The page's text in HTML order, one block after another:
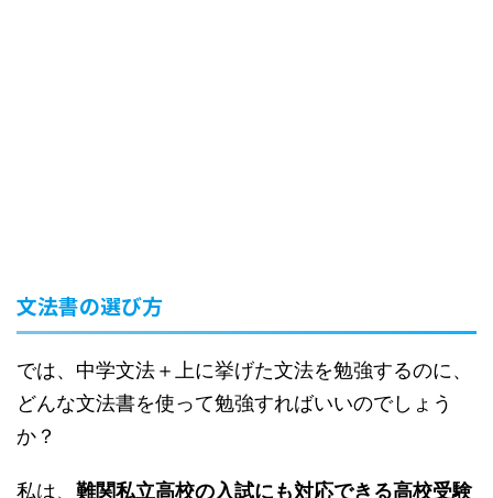
文法書の選び方
では、中学文法＋上に挙げた文法を勉強するのに、
どんな文法書を使って勉強すればいいのでしょう
か？
私は、 難関私立高校の入試にも対応できる高校受験